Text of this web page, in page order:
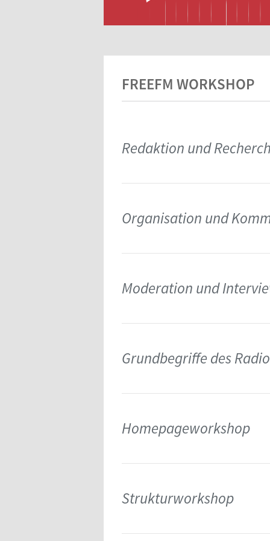
FREEFM WORKSHOP
Redaktion und
Organisation und
Moderation und
Grundbegriffe des
Homepageworkshop
Strukturworkshop